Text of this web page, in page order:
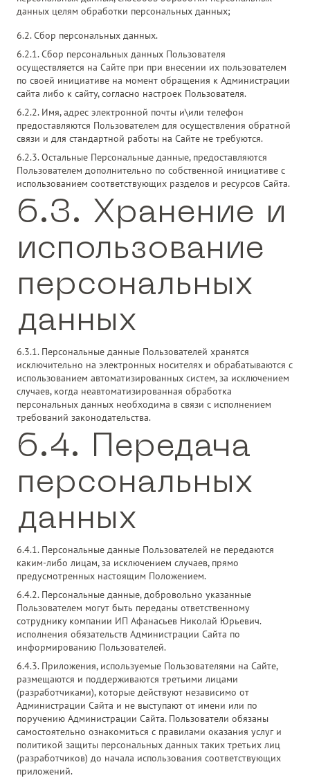
данных целям обработки персональных данных;
6.2. Сбор персональных данных.
6.2.1. Сбор персональных данных Пользователя
осуществляется на Сайте при при внесении их пользователем
по своей инициативе на момент обращения к Администрации
сайта либо к сайту, согласно настроек Пользователя.
6.2.2. Имя, адрес электронной почты и\или телефон
предоставляются Пользователем для осуществления обратной
связи и для стандартной работы на Сайте не требуются.
6.2.3. Остальные Персональные данные, предоставляются
Пользователем дополнительно по собственной инициативе с
использованием соответствующих разделов и ресурсов Сайта.
6.3. Хранение и
использование
персональных
данных
6.3.1. Персональные данные Пользователей хранятся
исключительно на электронных носителях и обрабатываются с
использованием автоматизированных систем, за исключением
случаев, когда неавтоматизированная обработка
персональных данных необходима в связи с исполнением
требований законодательства.
6.4. Передача
персональных
данных
6.4.1. Персональные данные Пользователей не передаются
каким-либо лицам, за исключением случаев, прямо
предусмотренных настоящим Положением.
6.4.2. Персональные данные, добровольно указанные
Пользователем могут быть переданы ответственному
сотруднику компании ИП Афанасьев Николай Юрьевич.
исполнения обязательств Администрации Сайта по
информированию Пользователей.
6.4.3. Приложения, используемые Пользователями на Сайте,
размещаются и поддерживаются третьими лицами
(разработчиками), которые действуют независимо от
Администрации Сайта и не выступают от имени или по
поручению Администрации Сайта. Пользователи обязаны
самостоятельно ознакомиться с правилами оказания услуг и
политикой защиты персональных данных таких третьих лиц
(разработчиков) до начала использования соответствующих
приложений.